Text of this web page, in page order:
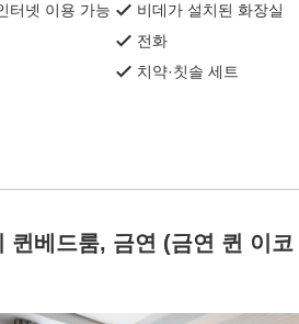
터넷 이용 가능
비데가 설치된 화장실
전화
치약·칫솔 세트
퀸베드룸, 금연 (금연 퀸 이코